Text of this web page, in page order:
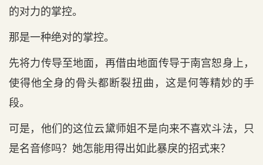
的对力的掌控。
那是一种绝对的掌控。
先将力传导至地面，再借由地面传导于南宫恕身上，
使得他全身的骨头都断裂扭曲，这是何等精妙的手
段。
可是，他们的这位云黛师姐不是向来不喜欢斗法，只
是名音修吗？她怎能用得出如此暴戾的招式来？